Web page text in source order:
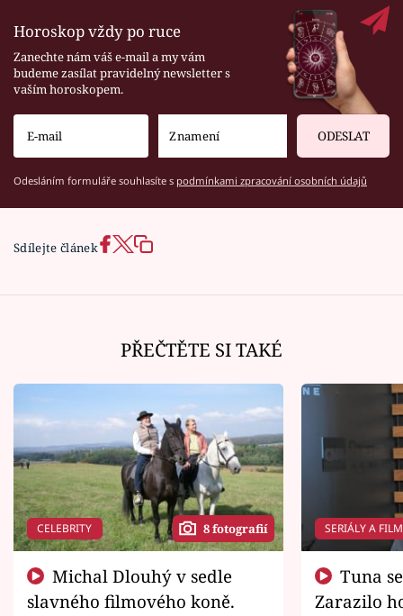
Horoskop vždy po ruce
Zanechte nám váš e-mail a my vám
budeme zasílat pravidelný newsletter s
vaším horoskopem.
ODESLAT
Odesláním formuláře souhlasíte s podmínkami zpracování osobních údajů
Sdílejte článek
PŘEČTĚTE SI TAKÉ
CELEBRITY 8 fotografií
slavného filmového koně.
SERIÁLY A
Zarazilo